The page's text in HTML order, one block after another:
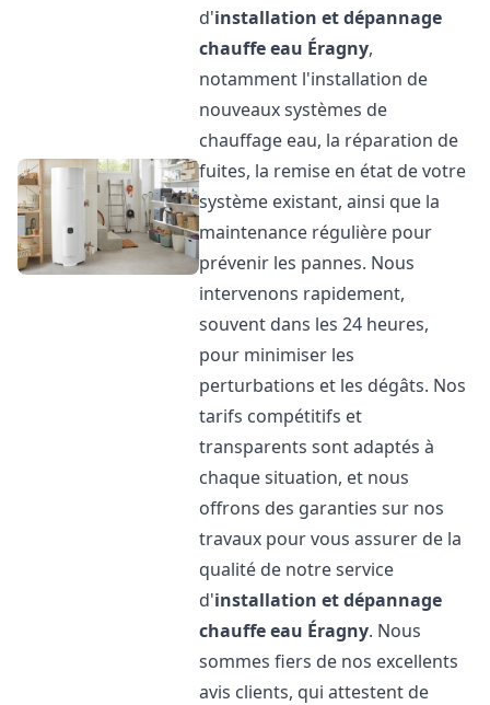
d'installation et dépannage
chauffe eau Éragny,
notamment l'installation de
nouveaux systèmes de
chauffage eau, la réparation de
fuites, la remise en état de votre
système existant, ainsi que la
maintenance régulière pour
prévenir les pannes. Nous
intervenons rapidement,
souvent dans les 24 heures,
pour minimiser les
perturbations et les dégâts. Nos
tarifs compétitifs et
transparents sont adaptés à
chaque situation, et nous
offrons des garanties sur nos
travaux pour vous assurer de la
qualité de notre service
d'installation et dépannage
chauffe eau Éragny. Nous
sommes fiers de nos excellents
avis clients, qui attestent de